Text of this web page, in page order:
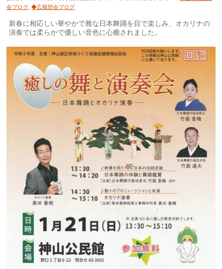
会ブログ ,◆広報部会ブログ
新春に相応しい華やかで雅な日本舞踊を目で楽しみ、オカリナの
演奏では柔らかで優しい音色に心癒されました。